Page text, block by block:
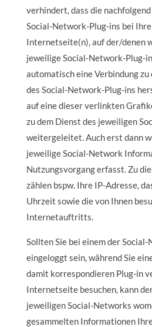
verhindert, dass die
Social-Network-Plug-ins bei
Internetseite(n), auf der/denen
jeweilige Social-Network-Plug-
automatisch eine Verbindung
des Social-Network-Plug-ins
auf eine dieser verlinkten
zu dem Dienst des jeweiligen
weitergeleitet. Auch erst dann
jeweilige Social-Network
Nutzungsvorgang erfasst. Zu
zählen bspw. Ihre IP-Adresse,
Uhrzeit sowie die von Ihnen
Internetauftritts.
Sollten Sie bei einem der
eingeloggt sein, während Sie
damit korrespondieren Plug-in
Internetseite besuchen, kann
jeweiligen Social-Networks
gesammelten Informationen